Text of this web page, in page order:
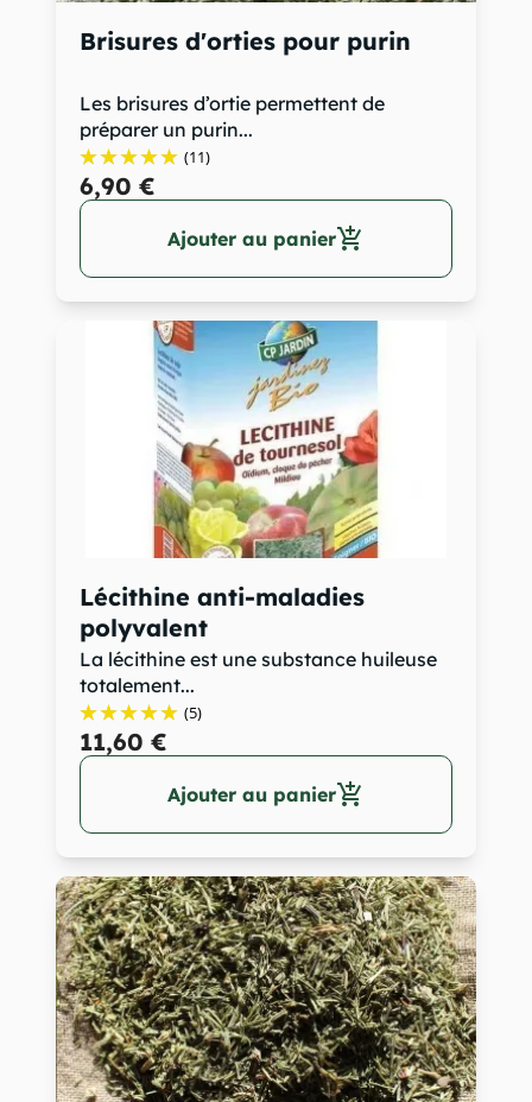
Brisures d'orties pour purin
Les brisures d’ortie permettent de
préparer un purin...
(11)
6,90 €
Ajouter au panieradd_shopping_cart
Lécithine anti-maladies
polyvalent
La lécithine est une substance huileuse
totalement...
(5)
11,60 €
Ajouter au panieradd_shopping_cart